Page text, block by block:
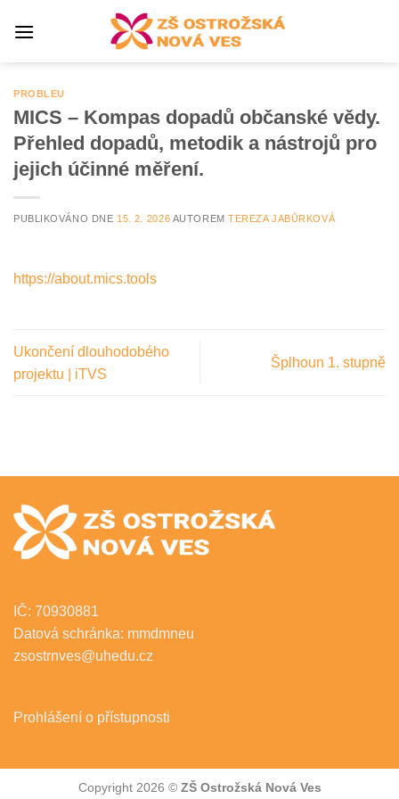
PROBLEU
MICS – Kompas dopadů občanské vědy.
Přehled dopadů, metodik a nástrojů pro
jejich účinné měření.
PUBLIKOVÁNO DNE 15. 2. 2026 AUTOREMTEREZA JABŮRKOVÁ
https://about.mics.tools
Ukončení dlouhodobého
projektu | iTVS
Šplhoun 1. stupně
IČ: 70930881
Datová schránka: mmdmneu
zsostrnves@uhedu.cz
Prohlášení o přístupnosti
Copyright 2026 © ZŠ Ostrožská Nová Ves